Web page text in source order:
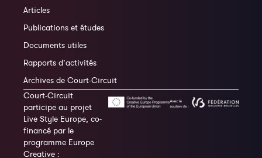
Articles
Publications et études
Documents utiles
Rapports d’activités
Archives de Court-Circuit
Court-Circuit
participe au projet
Live Style Europe, co-
financé par le
programme Europe
Creative :